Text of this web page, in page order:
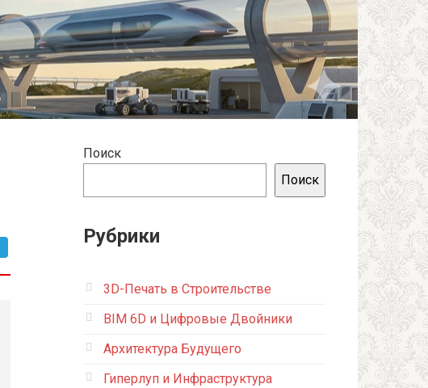
Поиск
Поиск
Рубрики
3D-Печать в Строительстве
BIM 6D и Цифровые Двойники
Архитектура Будущего
Гиперлуп и Инфраструктура